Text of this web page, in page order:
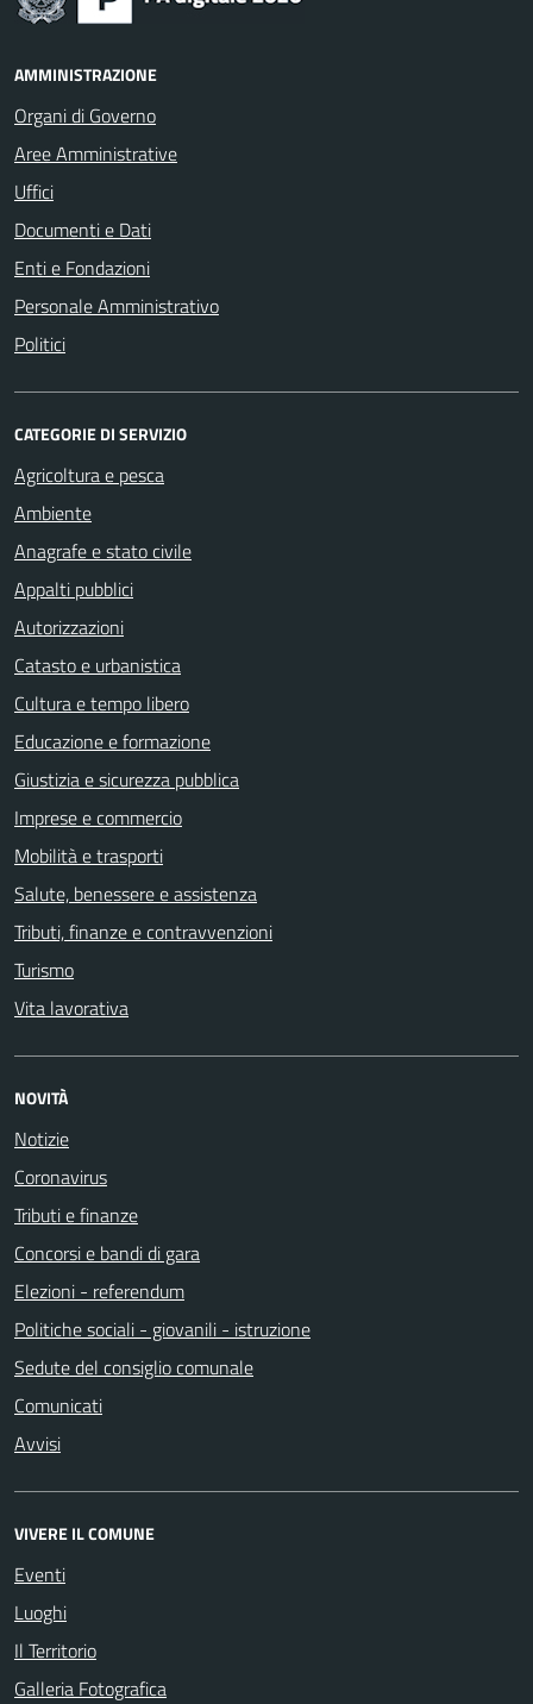
AMMINISTRAZIONE
Organi di Governo
Aree Amministrative
Uffici
Documenti e Dati
Enti e Fondazioni
Personale Amministrativo
Politici
CATEGORIE DI SERVIZIO
Agricoltura e pesca
Ambiente
Anagrafe e stato civile
Appalti pubblici
Autorizzazioni
Catasto e urbanistica
Cultura e tempo libero
Educazione e formazione
Giustizia e sicurezza pubblica
Imprese e commercio
Mobilità e trasporti
Salute, benessere e assistenza
Tributi, finanze e contravvenzioni
Turismo
Vita lavorativa
NOVITÀ
Notizie
Coronavirus
Tributi e finanze
Concorsi e bandi di gara
Elezioni - referendum
Politiche sociali - giovanili - istruzione
Sedute del consiglio comunale
Comunicati
Avvisi
VIVERE IL COMUNE
Eventi
Luoghi
Il Territorio
Galleria Fotografica